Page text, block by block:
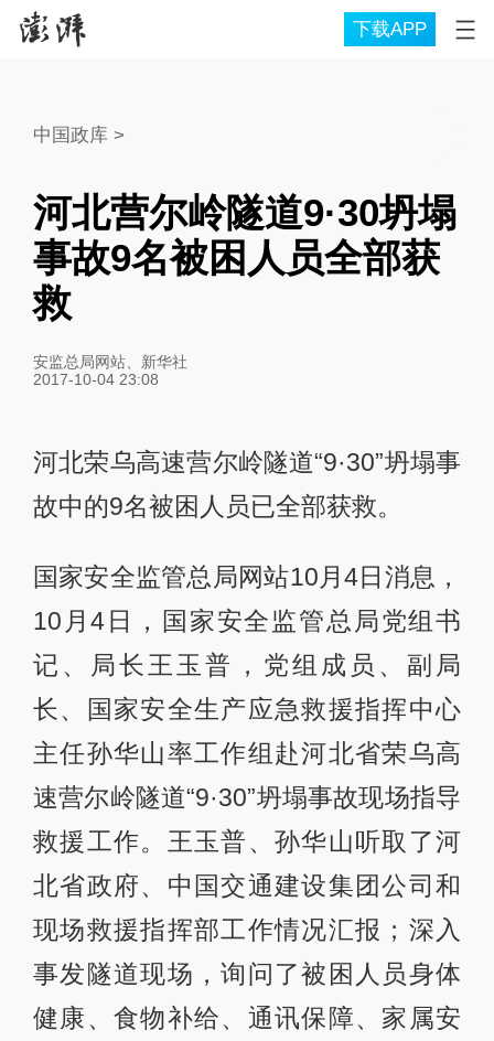
下载APP
中国政库 >
河北营尔岭隧道9·30坍塌
事故9名被困人员全部获
救
安监总局网站、新华社
2017-10-04 23:08
河北荣乌高速营尔岭隧道“9·30”坍塌事
故中的9名被困人员已全部获救。
国家安全监管总局网站10月4日消息，
10月4日，国家安全监管总局党组书
记、局长王玉普，党组成员、副局
长、国家安全生产应急救援指挥中心
主任孙华山率工作组赴河北省荣乌高
速营尔岭隧道“9·30”坍塌事故现场指导
救援工作。王玉普、孙华山听取了河
北省政府、中国交通建设集团公司和
现场救援指挥部工作情况汇报；深入
事发隧道现场，询问了被困人员身体
健康、食物补给、通讯保障、家属安